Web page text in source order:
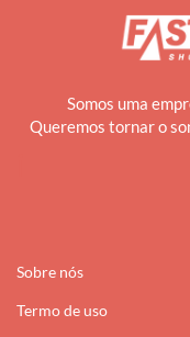
Somos uma
Queremos tornar o
Sobre nós
Termo de uso